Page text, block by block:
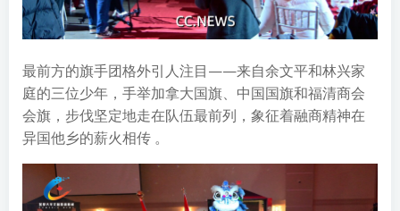
最前方的旗手团格外引人注目——来自余文平和林兴家
庭的三位少年，手举加拿大国旗、中国国旗和福清商会
会旗，步伐坚定地走在队伍最前列，象征着融商精神在
异国他乡的薪火相传 。